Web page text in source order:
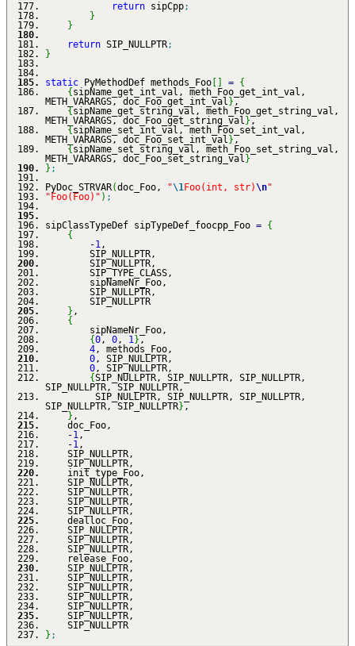
return sipCpp;
}
}
return SIP_NULLPTR;
}
static PyMethodDef methods_Foo = {
{ sipName_get_int_val, meth_Foo_get_int_val,
METH_VARARGS, doc_Foo_get_int_val } ,
{ sipName_get_string_val, meth_Foo_get_string_val,
METH_VARARGS, doc_Foo_get_string_val } ,
{ sipName_set_int_val, meth_Foo_set_int_val,
METH_VARARGS, doc_Foo_set_int_val } ,
{ sipName_set_string_val, meth_Foo_set_string_val,
METH_VARARGS, doc_Foo_set_string_val }
} ;
PyDoc_STRVAR(doc_Foo, "\1Foo(int, str)\n"
"Foo(Foo)" ) ;
sipClassTypeDef sipTypeDef_foocpp_Foo = {
{
-1,
SIP_NULLPTR,
SIP_NULLPTR,
SIP_TYPE_CLASS,
sipNameNr_Foo,
SIP_NULLPTR,
SIP_NULLPTR
} ,
{
sipNameNr_Foo,
{0, 0, 1} ,
4, methods_Foo,
0, SIP_NULLPTR,
0, SIP_NULLPTR,
{SIP_NULLPTR, SIP_NULLPTR, SIP_NULLPTR,
SIP_NULLPTR, SIP_NULLPTR,
SIP_NULLPTR, SIP_NULLPTR, SIP_NULLPTR,
SIP_NULLPTR, SIP_NULLPTR} ,
} ,
doc_Foo,
-1,
-1,
SIP_NULLPTR,
SIP_NULLPTR,
init_type_Foo,
SIP_NULLPTR,
SIP_NULLPTR,
SIP_NULLPTR,
SIP_NULLPTR,
dealloc_Foo,
SIP_NULLPTR,
SIP_NULLPTR,
SIP_NULLPTR,
release_Foo,
SIP_NULLPTR,
SIP_NULLPTR,
SIP_NULLPTR,
SIP_NULLPTR,
SIP_NULLPTR,
SIP_NULLPTR,
SIP_NULLPTR
} ;